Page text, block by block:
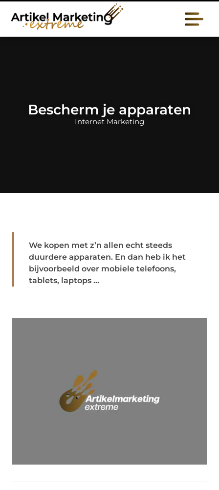
Bescherm je apparaten
Internet Marketing
We kopen met z’n allen echt steeds
duurdere apparaten. En dan heb ik het
bijvoorbeeld over mobiele telefoons,
tablets, laptops ...